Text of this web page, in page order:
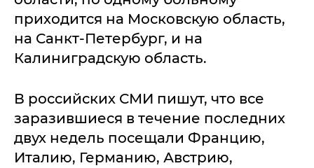
приходится на Московскую область,
на Санкт-Петербург, и на
Калиниградскую область.
В российских СМИ пишут, что все
заразившиеся в течение последних
двух недель посещали Францию,
Италию, Германию, Австрию,